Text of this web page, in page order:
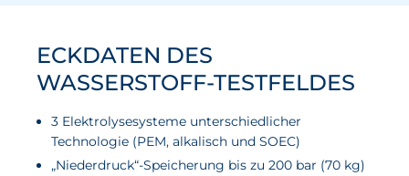
Vorteile für Mitarbeiter:innen
Aktuelles
Neuigkeiten
ECKDATEN DES
WASSERSTOFF-TESTFELDES
3 Elektrolysesysteme unterschiedlicher
Technologie (PEM, alkalisch und SOEC)
„Niederdruck“-Speicherung bis zu 200 bar (70 kg)